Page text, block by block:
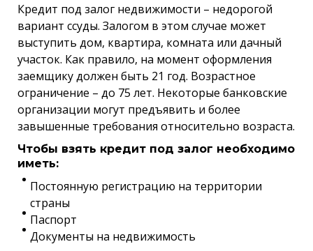
Кредит под залог недвижимости – недорогой
вариант ссуды. Залогом в этом случае может
выступить дом, квартира, комната или дачный
участок. Как правило, на момент оформления
заемщику должен быть 21 год. Возрастное
ограничение – до 75 лет. Некоторые банковские
организации могут предъявить и более
завышенные требования относительно возраста.
Чтобы взять кредит под залог необходимо
иметь:
Постоянную регистрацию на территории
страны
Паспорт
Документы на недвижимость